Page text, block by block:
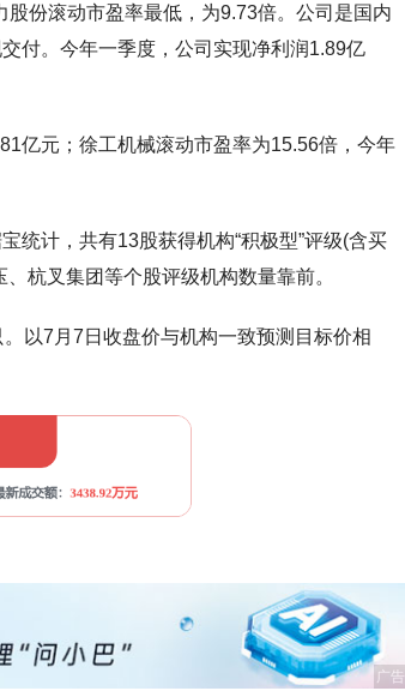
份滚动市盈率最低，为9.73倍。公司是国内
付。今年一季度，公司实现净利润1.89亿
亿元；徐工机械滚动市盈率为15.56倍，今年
统计，共有13股获得机构“积极型”评级(含买
杭叉集团等个股评级机构数量靠前。
以7月7日收盘价与机构一致预测目标价相
广告